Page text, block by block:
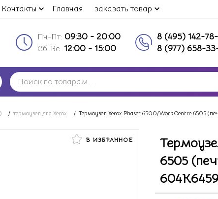
Контакты Главная заказать товар
Пн-Пт: 09:30 - 20:00
Сб-Вс: 12:00 - 15:00
8 (495) 142-
8 (977) 658-
/ термоузел для Xerox / Термоузел Xerox Phaser 6500/WorkCentre 6505
В ИЗБРАННОЕ
6505